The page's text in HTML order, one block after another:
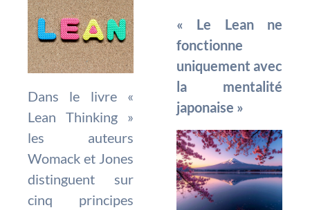
Dans le livre «
Lean Thinking »
les auteurs
Womack et Jones
distinguent sur
cinq principes
« Le Lean ne
fonctionne
uniquement avec
la mentalité
japonaise »